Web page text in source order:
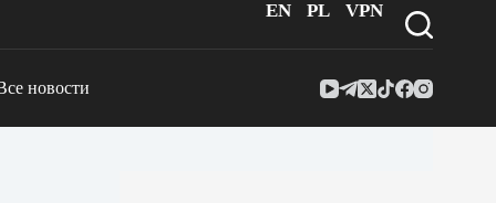
EN PL VPN
новости